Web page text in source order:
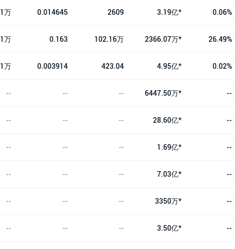
万 0.014645 2609 3.19亿* 0.06%
万 0.163 102.16万 2366.07万* 26.49%
万 0.003914 423.04 4.95亿* 0.02%
-- -- -- 6447.50万* --
-- -- -- 28.60亿* --
-- -- -- 1.69亿* --
-- -- -- 7.03亿* --
-- -- -- 3350万* --
-- -- -- 3.50亿* --